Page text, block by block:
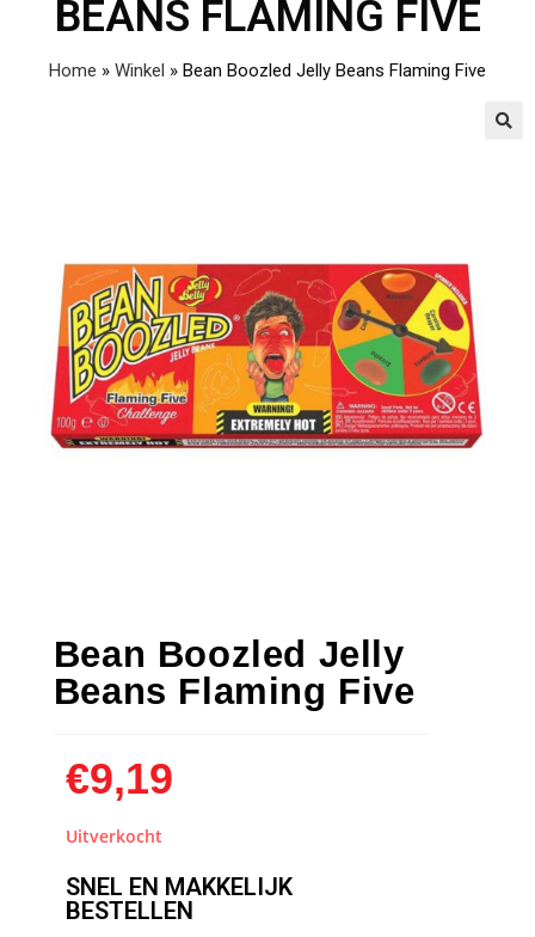
BEANS FLAMING FIVE
Home » Winkel » Bean Boozled Jelly Beans Flaming Five
Bean Boozled Jelly
Beans Flaming Five
€9,19
Uitverkocht
SNEL EN MAKKELIJK
BESTELLEN